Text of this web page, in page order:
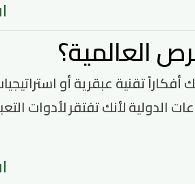
العالمية؟
تقنية عبقرية أو
لأنك تفتقر لأدوات